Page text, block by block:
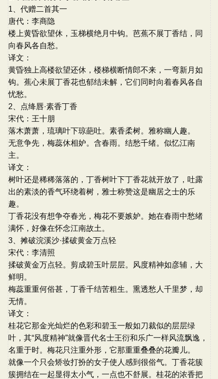
1、代赠二首其一
唐代：李商隐
楼上黄昏欲望休，玉梯横绝月中钩。芭蕉不展丁香结，同
向春风各自愁。
译文：
黄昏独上高楼欲望还休，楼梯横断情郎不来，一弯新月如
钩。蕉心未展丁香花也郁结未解，它们同时向着春风各自
忧愁。
2、点绛唇·素香丁香
宋代：王十朋
落木萧萧，琉璃叶下琼葩吐。素香柔树。雅称幽人趣。
无意争先，梅蕊休相妒。含春雨。结愁千绪。似忆江南
主。
译文：
树叶还是稀稀落落的，丁香树叶下丁香花就开放了，吐露
出的素淡的香气环绕着树，雅士称赞这是幽居之士的乐
趣。
丁香花没有想争夺春光，梅花不要嫉妒。她在春雨中愁绪
满怀，好像在怀念江南故土。
3、摊破浣溪沙·揉破黄金万点轻
宋代：李清照
揉破黄金万点轻。剪成碧玉叶层层。风度精神如彦辅，大
鲜明。
梅蕊重重何俗甚，丁香千结苦粗生。熏透愁人千里梦，却
无情。
译文：
桂花它那金光灿烂的色彩和碧玉一般如刀裁似的层层绿
叶，其“风度精神”就像晋代名士王衍和乐广一样风流飘逸，
名重于时。梅花只注重外形，它那重重叠叠的花瓣儿。
就像一个只会矫妆打扮的女子使人感到很俗气。丁香花簇
簇拥结在一起显得太小气，一点也不舒展。桂花的浓香把